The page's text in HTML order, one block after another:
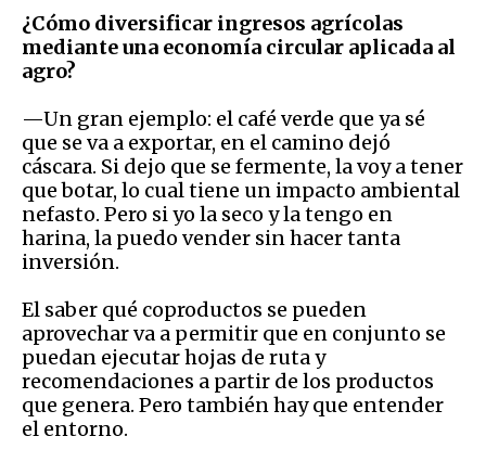
¿Cómo diversificar ingresos agrícolas
mediante una economía circular aplicada al
agro?
—Un gran ejemplo: el café verde que ya sé
que se va a exportar, en el camino dejó
cáscara. Si dejo que se fermente, la voy a tener
que botar, lo cual tiene un impacto ambiental
nefasto. Pero si yo la seco y la tengo en
harina, la puedo vender sin hacer tanta
inversión.
El saber qué coproductos se pueden
aprovechar va a permitir que en conjunto se
puedan ejecutar hojas de ruta y
recomendaciones a partir de los productos
que genera. Pero también hay que entender
el entorno.